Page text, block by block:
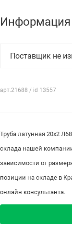
Информация
Поставщик не
арт.21688 / id 13557
Труба латунная 20х2
склада нашей
зависимости от
позиции на складе в
онлайн консультанта.